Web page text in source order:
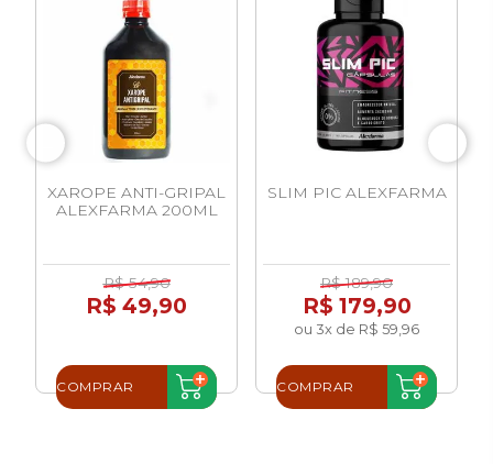
XAROPE ANTI-GRIPAL
ALEXFARMA 200ML
R$ 54,90
R$ 49,90
COMPRAR
SLIM PIC ALEXFARMA
R$ 189,90
R$ 179,90
ou 3x de R$ 59,96
COMPRAR